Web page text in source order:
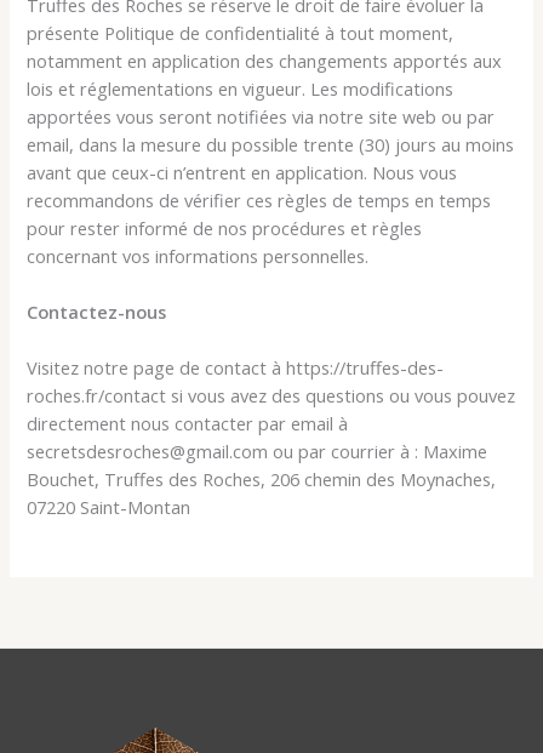
présente Politique de confidentialité à tout moment,
notamment en application des changements apportés aux
lois et réglementations en vigueur. Les modifications
apportées vous seront notifiées via notre site web ou par
email, dans la mesure du possible trente (30) jours au moins
avant que ceux-ci n’entrent en application. Nous vous
recommandons de vérifier ces règles de temps en temps
pour rester informé de nos procédures et règles
concernant vos informations personnelles.
Contactez-nous
Visitez notre page de contact à https://truffes-des-
roches.fr/contact si vous avez des questions ou vous pouvez
directement nous contacter par email à
secretsdesroches@gmail.com ou par courrier à : Maxime
Bouchet, Truffes des Roches, 206 chemin des Moynaches,
07220 Saint-Montan